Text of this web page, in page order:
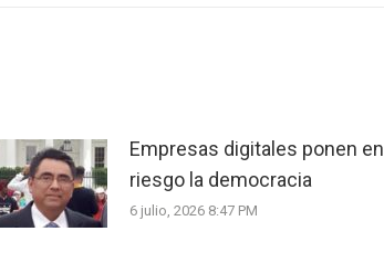
Empresas digitales ponen en
riesgo la democracia
6 julio, 2026 8:47 PM